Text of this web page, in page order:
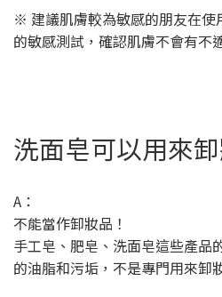
※ 建議肌膚較為敏感的朋友在使
的敏感測試，確認肌膚不會有不
洗面皂可以用來
A：
不能當作卸妝品！
手工皂、肥皂、洗面皂這些產品
的油脂和污垢，不是專門用來卸